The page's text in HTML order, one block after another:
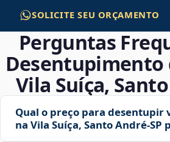
SOLICITE SEU ORÇAMENTO
Perguntas
Desentupimento
Vila Suíça,
Qual o preço para desentupir
na Vila Suíça, Santo